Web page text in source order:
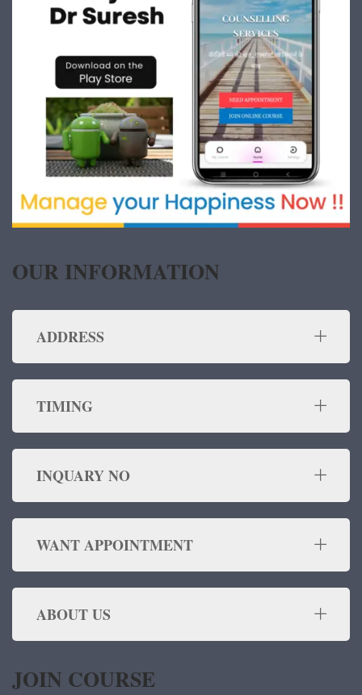
OUR INFORMATION
ADDRESS
TIMING
INQUARY NO
WANT APPOINTMENT
ABOUT US
JOIN COURSE